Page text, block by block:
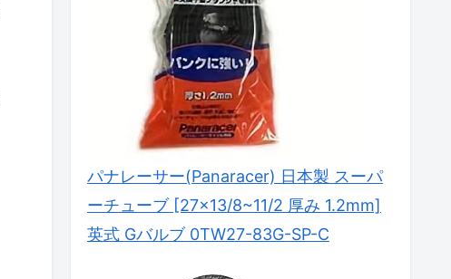
パナレーサー(Panaracer) 日本製 スーパ
ーチューブ [27×13/8~11/2 厚み 1.2mm]
英式 Gバルブ 0TW27-83G-SP-C